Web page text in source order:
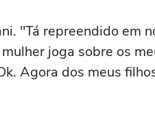
"Tá repreendido em
joga sobre os
Agora dos meus